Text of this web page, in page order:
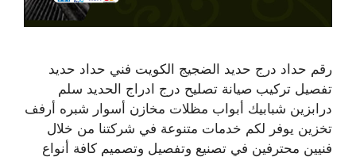
رقم حداد درج حديد الضجيج الكويت فني حداد حديد
تفصيل تركيب صيانة تصليح درج ادراج الحديد سلم
درابزين شبابيك أبواب مظلات مخازن أسوار شبره أرفف
تخزين يوفر لكم خدمات متنوعة في شركتنا من خلال
فنيين محترفين في تصنيع وتفصيل وتصميم كافة أنواع